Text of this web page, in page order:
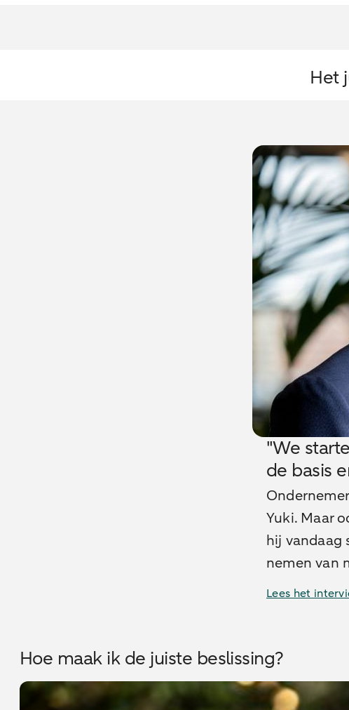
Het
"We
de basis
Yuki. Maar
hij vandaag
nemen van
Lees het
Hoe maak ik de juiste beslissing?